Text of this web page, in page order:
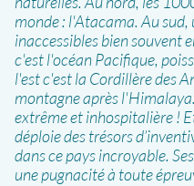
monde : l'Atacama. Au sud,
inaccessibles bien souvent
c'est l'océan Pacifique,
l'est c'est la Cordillère des
montagne après
extrême et inhospitalière !
déploie des trésors
dans ce pays incroyable.
une pugnacité à toute